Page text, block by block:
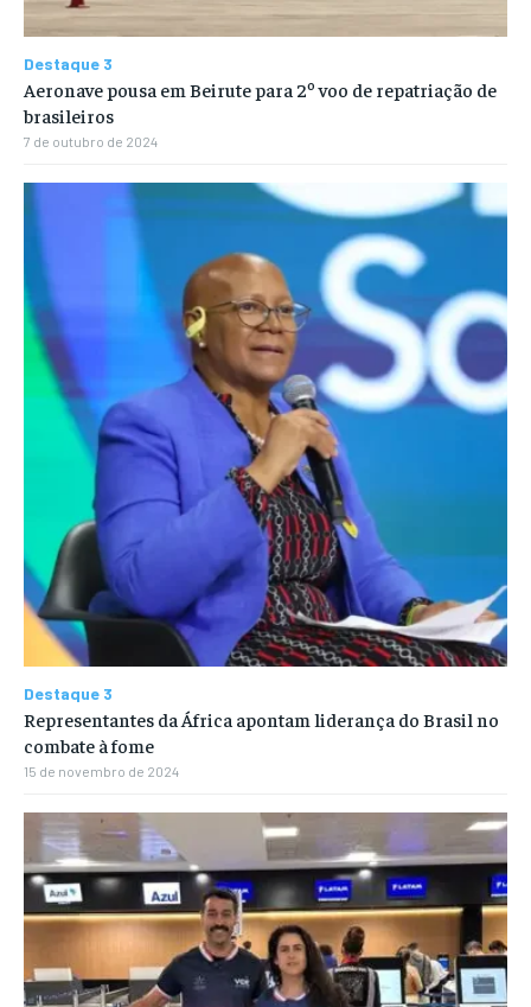
Destaque 3
Aeronave pousa em Beirute para 2º voo de repatriação de
brasileiros
7 de outubro de 2024
Destaque 3
Representantes da África apontam liderança do Brasil no
combate à fome
15 de novembro de 2024